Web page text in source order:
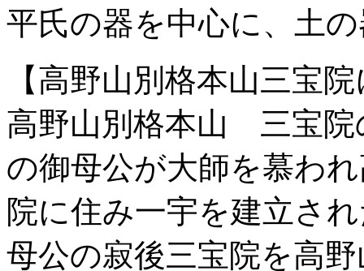
平氏の器を中心に、土
【高野山別格本山三宝
高野山別格本山 三宝院
の御母公が大師を慕わ
院に住み一宇を建立さ
母公の寂後三宝院を高